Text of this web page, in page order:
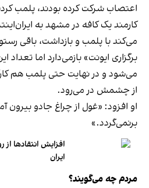
اعتصاب شرکت کرده بودند، پلمب
کارمند یک کافه در مشهد به
می‌کند با پلمب و بازداشت، باقی
برگزاری ایونت» بازمی‌دارد اما تعداد
می‌شود و در نهایت حتی پلمب هم
از چشمش در می‌رود.
او افزود: «غول از چراغ جادو بیرون
برنمی‎‌گردد.»
افزایش انتقادها از
ایران
مردم چه می‌گویند؟